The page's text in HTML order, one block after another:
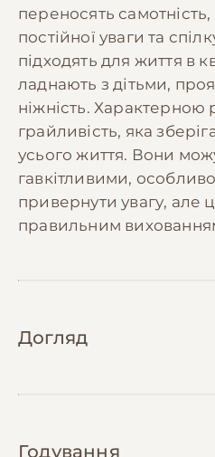
переносять
постійної уваги та
підходять для життя в
ладнають з дітьми,
ніжність.
грайливість, яка
усього життя. Вони
гавкітливими,
привернути увагу, але
правильним
Догляд
та ретельної уваги,
Годування